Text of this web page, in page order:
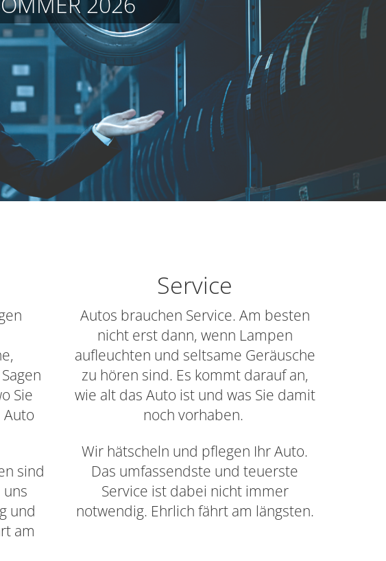
Sie
sind
und
am
Service
Autos brauchen Service. Am besten
nicht erst dann, wenn Lampen
aufleuchten und seltsame Geräusche
zu hören sind. Es kommt darauf an,
wie alt das Auto ist und was Sie damit
noch vorhaben.
Wir hätscheln und pflegen Ihr Auto.
Das umfassendste und teuerste
Service ist dabei nicht immer
notwendig. Ehrlich fährt am längsten.